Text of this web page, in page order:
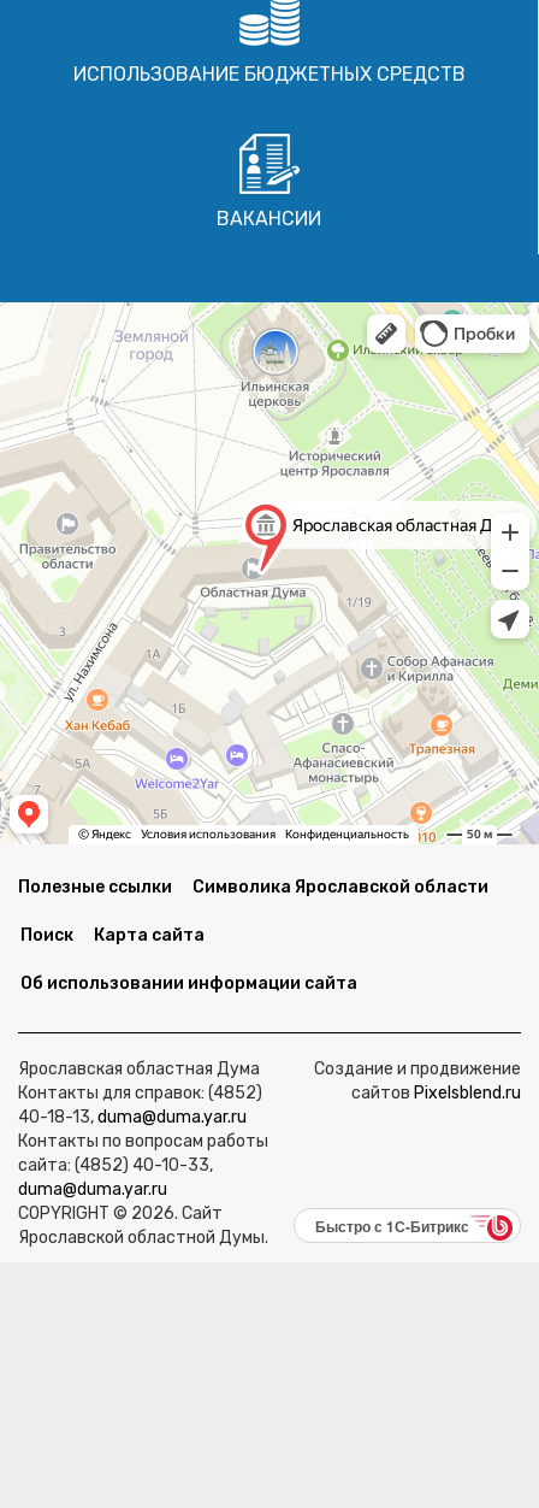
ИСПОЛЬЗОВАНИЕ БЮДЖЕТНЫХ СРЕДСТВ
ВАКАНСИИ
Полезные ссылки Символика Ярославской области
Поиск Карта сайта
Об использовании информации сайта
Ярославская областная Дума
Контакты для справок: (4852)
40-18-13,duma@duma.yar.ru
Контакты по вопросам работы
сайта: (4852) 40-10-33,
duma@duma.yar.ru
COPYRIGHT © 2026. Сайт
Ярославской областной Думы.
Создание и продвижение
сайтов Pixelsblend.ru
Быстро с 1С-Битрикс